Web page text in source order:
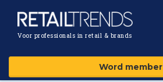
Voor professionals in retail & brands
Word member